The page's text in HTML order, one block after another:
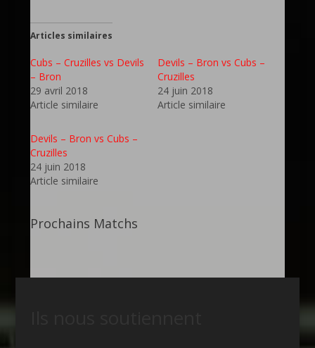
Articles similaires
Cubs – Cruzilles vs Devils
– Bron
29 avril 2018
Article similaire
Devils – Bron vs Cubs –
Cruzilles
24 juin 2018
Article similaire
Devils – Bron vs Cubs –
Cruzilles
24 juin 2018
Article similaire
Prochains Matchs